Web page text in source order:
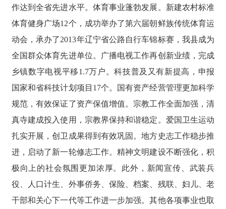
作达到全省先进水平。体育事业蓬勃发展。新建农村标准
体育健身广场12个，成功举办了第六届朝鲜族传统体育运
动会，承办了2013年辽宁省公路自行车锦标赛，我县成为
全国群众体育先进单位。广播电视工作再创新业绩，完成
乡镇数字电视平移1.7万户。科技普及又有新提高，申报
国家和省科技计划项目17个。国有资产经营管理更加科学
规范，有效保证了资产保值增值。宗教工作全面加强，清
真寺建成投入使用，宗教界保持和谐稳定。爱国卫生运动
扎实开展，创卫成果得到有效巩固。地方史志工作稳步推
进，启动了新一轮修志工作。精神文明建设不断强化，积
极向上的社会氛围更加浓厚。此外，新闻宣传、武装兵
役、人口计生、外事侨务、保险、档案、残联、妇儿、老
干部和关心下一代等工作进一步加强。其他各项事业也取